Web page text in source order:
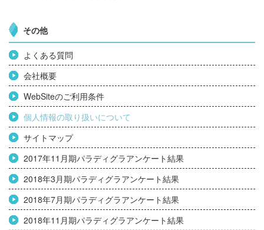
その他
よくある質問
会社概要
WebSiteのご利用条件
個人情報の取り扱いについて
サイトマップ
2017年11月期パラディグラアンケート結果
2018年3月期パラディグラアンケート結果
2018年7月期パラディグラアンケート結果
2018年11月期パラディグラアンケート結果